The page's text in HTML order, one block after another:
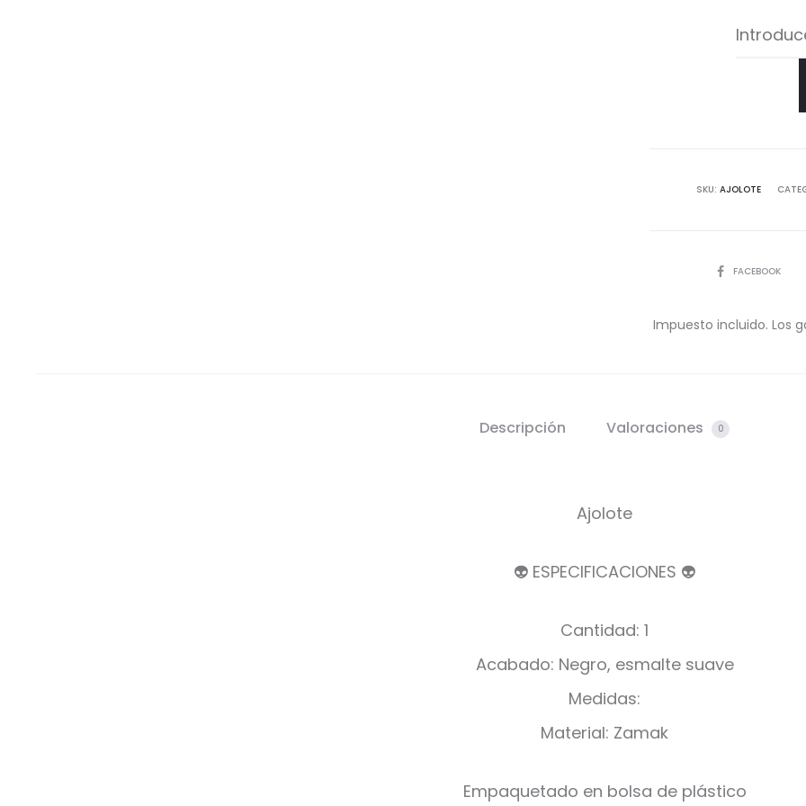
SKU: AJOLOTE
COMPARTIR
FACEBOOK
Impuesto incluido. Los
Descripción Valoraciones 0
Ajolote
👽 ESPECIFICACIONES 👽
Cantidad: 1
Acabado: Negro, esmalte suave
Medidas:
Material: Zamak
Empaquetado en bolsa de plástico